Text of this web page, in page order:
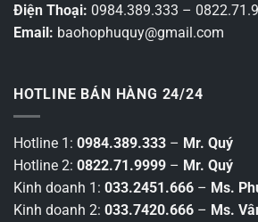
Điện Thoại: 0984.389.333 –
Email: baohophuquy@gmail.com
HOTLINE BÁN HÀNG 24/24
Hotline 1: 0984.389.333 – Mr. Quý
Hotline 2: 0822.71.9999 – Mr. Quý
Kinh doanh 1: 033.2451.666 – Ms.
Kinh doanh 2: 033.7420.666 – Ms.